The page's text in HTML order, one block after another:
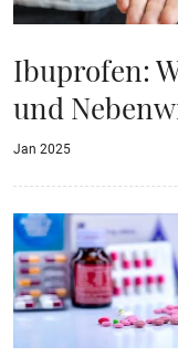
Ibuprofen:
und
Jan 2025